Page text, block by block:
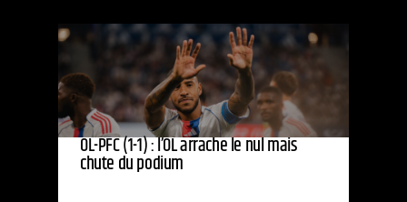
OL-PFC (1-1) : l’OL arrache le nul mais
chute du podium